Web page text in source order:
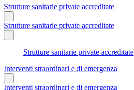
Strutture sanitarie private accreditate
Strutture sanitarie private accreditate
Strutture sanitarie private accreditate
Interventi straordinari e di emergenza
Interventi straordinari e di emergenza